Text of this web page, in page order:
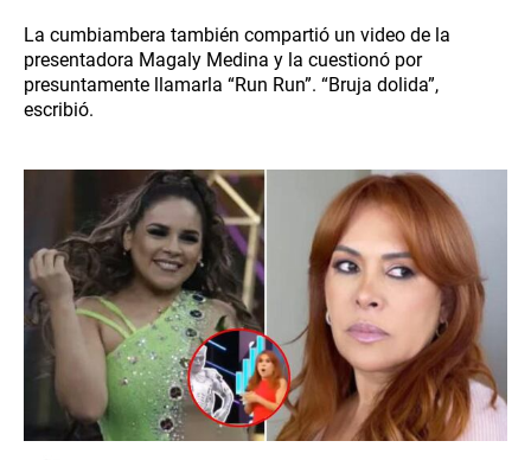
La cumbiambera también compartió un video de la
presentadora Magaly Medina y la cuestionó por
presuntamente llamarla “Run Run”. “Bruja dolida”,
escribió.